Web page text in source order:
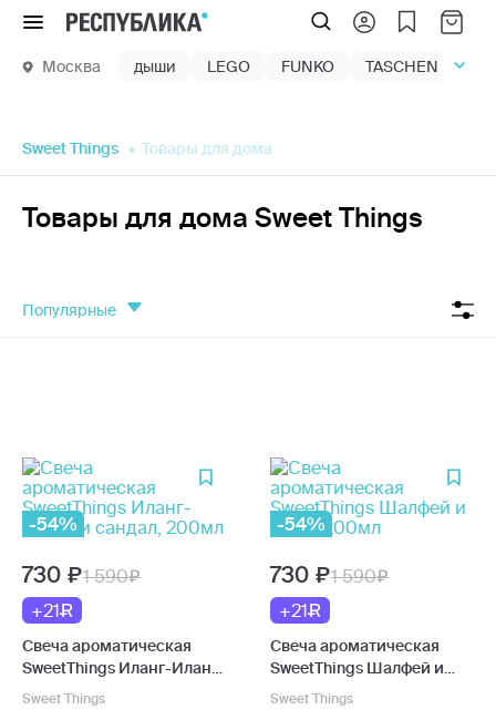
Меню
Москва дыши LEGO FUNKO TASCHEN
Sweet Things Товары для дома
Товары для дома Sweet Things
популярные
-54%
730
1 590
+21
Свеча ароматическая
SweetThings Иланг-Иланг
и сандал, 200мл
Sweet Things
-54%
730
1 590
+21
Свеча ароматическая
SweetThings Шалфей и
лайм, 200мл
Sweet Things